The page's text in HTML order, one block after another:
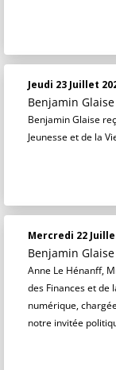
Jeudi 23 Juillet
Benjamin Glaise
Benjamin Glaise
Jeunesse et de la
Mercredi 22
Benjamin Glaise
Anne Le Hénanff,
des Finances et de
numérique,
notre invitée